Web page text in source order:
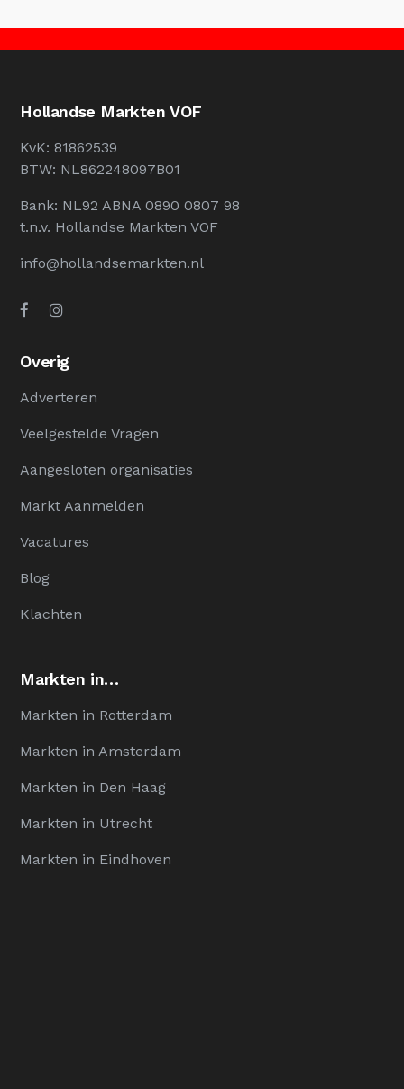
Hollandse Markten VOF
KvK: 81862539
BTW: NL862248097B01
Bank: NL92 ABNA 0890 0807 98
t.n.v. Hollandse Markten VOF
info@hollandsemarkten.nl
Overig
Adverteren
Veelgestelde Vragen
Aangesloten organisaties
Markt Aanmelden
Vacatures
Blog
Klachten
Markten in…
Markten in Rotterdam
Markten in Amsterdam
Markten in Den Haag
Markten in Utrecht
Markten in Eindhoven